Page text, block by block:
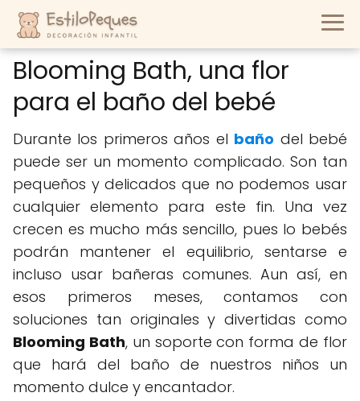
Blooming Bath, una flor
para el baño del bebé
Durante los primeros años el baño del bebé
puede ser un momento complicado. Son tan
pequeños y delicados que no podemos usar
cualquier elemento para este fin. Una vez
crecen es mucho más sencillo, pues lo bebés
podrán mantener el equilibrio, sentarse e
incluso usar bañeras comunes. Aun así, en
esos primeros meses, contamos con
soluciones tan originales y divertidas como
Blooming Bath, un soporte con forma de flor
que hará del baño de nuestros niños un
momento dulce y encantador.